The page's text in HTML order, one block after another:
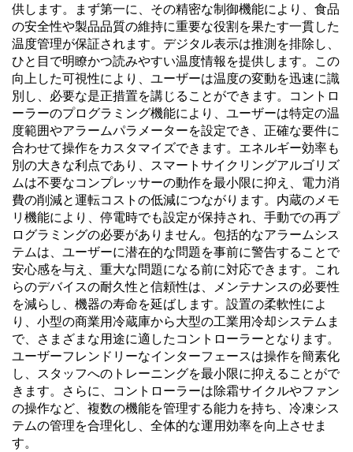
供します。まず第一に、その精密な制御機能により、食品
の安全性や製品品質の維持に重要な役割を果たす一貫した
温度管理が保証されます。デジタル表示は推測を排除し、
ひと目で明瞭かつ読みやすい温度情報を提供します。この
向上した可視性により、ユーザーは温度の変動を迅速に識
別し、必要な是正措置を講じることができます。コントロ
ーラーのプログラミング機能により、ユーザーは特定の温
度範囲やアラームパラメーターを設定でき、正確な要件に
合わせて操作をカスタマイズできます。エネルギー効率も
別の大きな利点であり、スマートサイクリングアルゴリズ
ムは不要なコンプレッサーの動作を最小限に抑え、電力消
費の削減と運転コストの低減につながります。内蔵のメモ
リ機能により、停電時でも設定が保持され、手動での再プ
ログラミングの必要がありません。包括的なアラームシス
テムは、ユーザーに潜在的な問題を事前に警告することで
安心感を与え、重大な問題になる前に対応できます。これ
らのデバイスの耐久性と信頼性は、メンテナンスの必要性
を減らし、機器の寿命を延ばします。設置の柔軟性によ
り、小型の商業用冷蔵庫から大型の工業用冷却システムま
で、さまざまな用途に適したコントローラーとなります。
ユーザーフレンドリーなインターフェースは操作を簡素化
し、スタッフへのトレーニングを最小限に抑えることがで
きます。さらに、コントローラーは除霜サイクルやファン
の操作など、複数の機能を管理する能力を持ち、冷凍シス
テムの管理を合理化し、全体的な運用効率を向上させま
す。